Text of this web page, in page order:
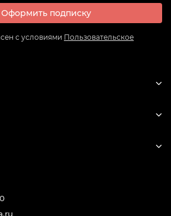
Оформить подписку
с условиями Пользовательское